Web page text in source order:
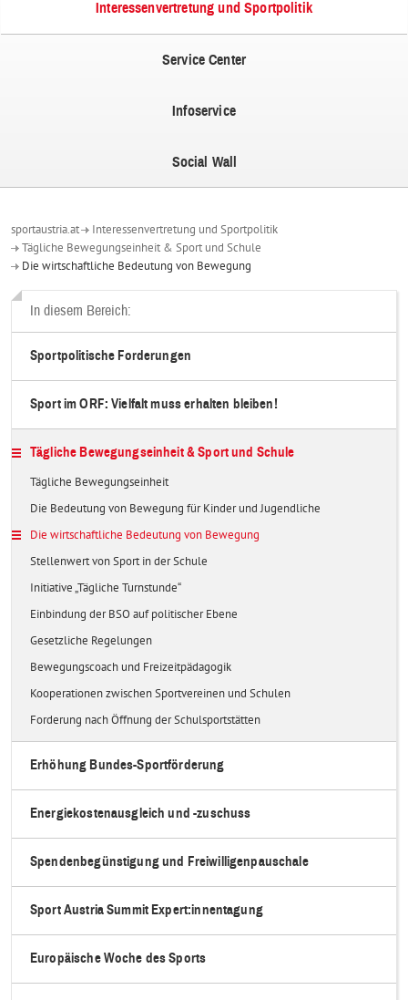
Interessenvertretung und Sportpolitik
Service Center
Infoservice
Social Wall
sportaustria.at
Interessenvertretung und Sportpolitik
Tägliche Bewegungseinheit & Sport und Schule
Die wirtschaftliche Bedeutung von Bewegung
In diesem Bereich:
Sportpolitische Forderungen
Sport im ORF: Vielfalt muss erhalten bleiben!
Tägliche Bewegungseinheit & Sport und Schule
Tägliche Bewegungseinheit
Die Bedeutung von Bewegung für Kinder und Jugendliche
Die wirtschaftliche Bedeutung von Bewegung
Stellenwert von Sport in der Schule
Initiative „Tägliche Turnstunde“
Einbindung der BSO auf politischer Ebene
Gesetzliche Regelungen
Bewegungscoach und Freizeitpädagogik
Kooperationen zwischen Sportvereinen und Schulen
Forderung nach Öffnung der Schulsportstätten
Erhöhung Bundes-Sportförderung
Energiekostenausgleich und -zuschuss
Spendenbegünstigung und Freiwilligenpauschale
Sport Austria Summit Expert:innentagung
Europäische Woche des Sports